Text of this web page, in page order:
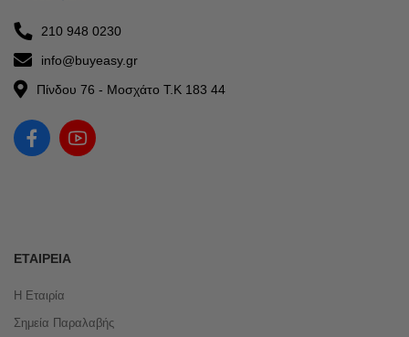
210 948 0230
info@buyeasy.gr
Πίνδου 76 - Μοσχάτο Τ.Κ 183 44
ΕΤΑΙΡΕΊΑ
Η Εταιρία
Σημεία Παραλαβής